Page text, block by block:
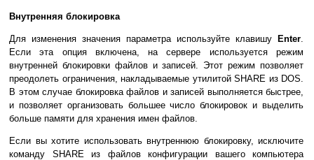
Внутренняя блокировка
Для изменения значения параметра используйте клавишу Enter
Если эта опция включена, на сервере используется режим
внутренней блокировки файлов и записей. Этот режим позволяет
преодолеть ограничения, накладываемые утилитой SHARE из DOS.
В этом случае блокировка файлов и записей выполняется быстрее,
и позволяет организовать большее число блокировок и выделить
больше памяти для хранения имен файлов.
Если вы хотите использовать внутреннюю блокировку, исключите
команду SHARE из файлов конфигурации вашего компьютера